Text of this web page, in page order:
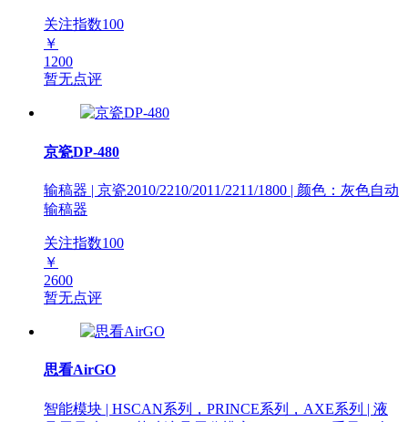
关注指数100
￥
1200
暂无点评
京瓷DP-480
输稿器 | 京瓷2010/2210/2011/2211/1800 | 颜色：灰色自动
输稿器
关注指数100
￥
2600
暂无点评
思看AirGO
智能模块 | HSCAN系列，PRINCE系列，AXE系列 | 液